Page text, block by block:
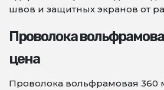
швов и защитных экранов от
Проволока
цена
Проволока вольфрамовая 360